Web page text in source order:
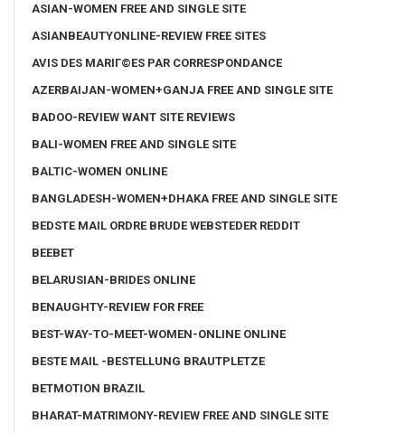
ASIAN-WOMEN FREE AND SINGLE SITE
ASIANBEAUTYONLINE-REVIEW FREE SITES
AVIS DES MARIГ©ES PAR CORRESPONDANCE
AZERBAIJAN-WOMEN+GANJA FREE AND SINGLE SITE
BADOO-REVIEW WANT SITE REVIEWS
BALI-WOMEN FREE AND SINGLE SITE
BALTIC-WOMEN ONLINE
BANGLADESH-WOMEN+DHAKA FREE AND SINGLE SITE
BEDSTE MAIL ORDRE BRUDE WEBSTEDER REDDIT
BEEBET
BELARUSIAN-BRIDES ONLINE
BENAUGHTY-REVIEW FOR FREE
BEST-WAY-TO-MEET-WOMEN-ONLINE ONLINE
BESTE MAIL -BESTELLUNG BRAUTPLETZE
BETMOTION BRAZIL
BHARAT-MATRIMONY-REVIEW FREE AND SINGLE SITE